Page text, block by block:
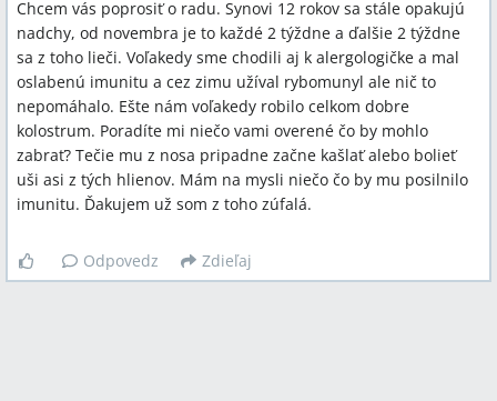
Chcem vás poprosiť o radu. Synovi 12 rokov sa stále opakujú
nadchy, od novembra je to každé 2 týždne a ďalšie 2 týždne
sa z toho lieči. Voľakedy sme chodili aj k alergologičke a mal
oslabenú imunitu a cez zimu užíval rybomunyl ale nič to
nepomáhalo. Ešte nám voľakedy robilo celkom dobre
kolostrum. Poradíte mi niečo vami overené čo by mohlo
zabrať? Tečie mu z nosa pripadne začne kašlať alebo bolieť
uši asi z tých hlienov. Mám na mysli niečo čo by mu posilnilo
imunitu. Ďakujem už som z toho zúfalá.
Odpovedz Zdieľaj